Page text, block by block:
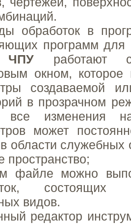
обработок в
программ
ЧПУ работают
окном, которое
создаваемой
в прозрачном
все изменения
может
области служебных
пространство;
файле можно
состоящих
видов.
редактор